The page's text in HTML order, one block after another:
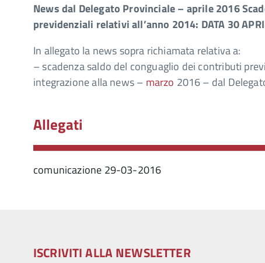
News dal Delegato Provinciale – aprile 2016
previdenziali relativi all’anno 2014: DATA 30
In allegato la news sopra richiamata relativa a:
– scadenza saldo del conguaglio dei contributi
integrazione alla news – marzo 2016 – dal
Allegati
comunicazione 29-03-2016
ISCRIVITI ALLA NEWSLETTER